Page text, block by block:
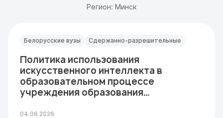
Регион: Минск
Белорусские вузы Сдержанно-разрешительные
Политика использования
искусственного интеллекта в
образовательном процессе
учреждения образования
04.06.2026